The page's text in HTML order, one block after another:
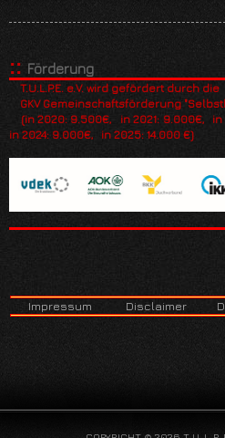
:: Förderung
T.U.L.P.E. e.V. wird gefördert durch die
GKVGemeinschaftsförderung
(in 2020: 9.500€, in 2021: 9.000€, in
in 2024: 9.000€, in 2025: 14.000 €)
Impressum Disclaimer